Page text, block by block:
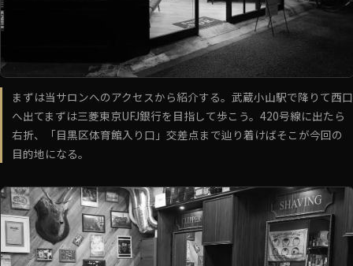
まずは当サロンへのアクセスから紹介する。武蔵小山駅で降りて西口
へ出てまずは三菱東京UFJ銀行を目指して歩こう。420号線に出たら
右折、「目黒区体育館入り口」交差点まで辿り着けばそこが今回の
目的地になる。